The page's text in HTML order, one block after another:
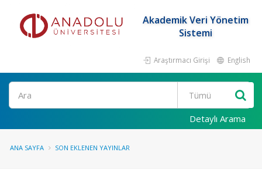
Akademik Veri Yönetim
Sistemi
Araştırmacı Girişi English
Ara
Detaylı Arama
ANA SAYFA SON EKLENEN YAYINLAR